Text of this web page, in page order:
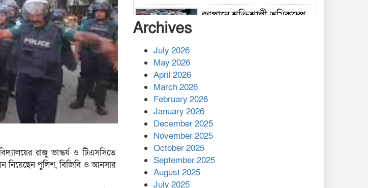
রাজু ভাস্কর্য ও টিএসসিতে
নিয়েছেন পুলিশ, বিজিবি ও আনসার
জাপানে শক্তিশালী ভূমিকম্পে
কাপ্তাই প্রেস ক্লাবের সভাপতি
মাহফুজ, সম্পাদক রিপন মারমা
নির্বাচিত
মালয়েশিয়ার প্রধানমন্ত্রীকে চিঠি
দেয়ার পর ফোন তারেক
রহমানের,গ্যাস সঙ্কট
মোকাবিলায় সহায়তার আশ্বাস
Archives
July 2026
May 2026
April 2026
March 2026
February 2026
January 2026
December 2025
November 2025
October 2025
September 2025
August 2025
July 2025